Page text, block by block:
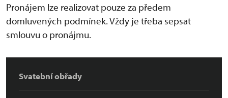
Pronájem lze realizovat pouze za předem
domluvených podmínek. Vždy je třeba sepsat
smlouvu o pronájmu.
Svatební obřady